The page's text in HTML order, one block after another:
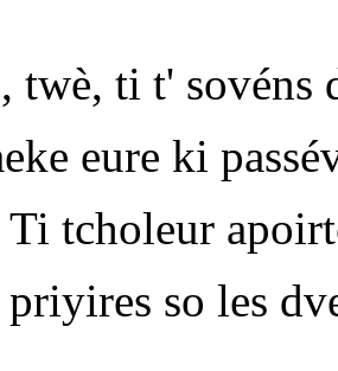
twè, ti t' sovéns
eure ki
Ti tcholeur
priyires so les